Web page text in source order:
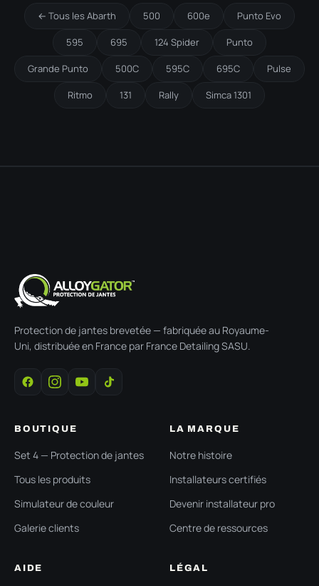
← Tous les Abarth 500 600e Punto Evo
595 695 124 Spider Punto
Grande Punto 500C 595C 695C Pulse
Ritmo 131 Rally Simca 1301
Protection de jantes brevetée — fabriquée au Royaume-
Uni, distribuée en France par France Detailing SASU.
BOUTIQUE
Set 4 — Protection de jantes
Tous les produits
Simulateur de couleur
Galerie clients
LA MARQUE
Notre histoire
Installateurs certifiés
Devenir installateur pro
Centre de ressources
AIDE LÉGAL